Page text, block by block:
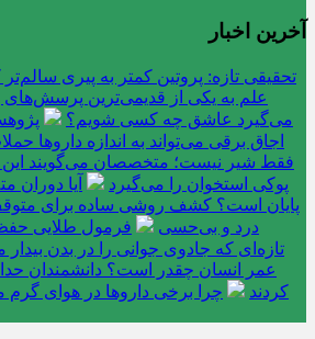
آخرین اخبار
تحقیقی تازه: پروتین کمتر به پیری
علم به یکی از قدیمی‌ترین
می‌گیرد عاشق چه کسی شویم؟
اجاق برقی می‌تواند به اندازه داروها
فقط شیر نیست؛ متخصصان می‌گویند
پوکی استخوان را می‌گیرد
آیا دوران
پایان است؟ کشف روشی ساده برای
درد و بی‌حسی
فرمول طلایی
تازه‌ای که جادوی جوانی را در بدن بیدار
عمر انسان چقدر است؟ دانشمندان
کردند
چرا برخی داروها در هوای گرم